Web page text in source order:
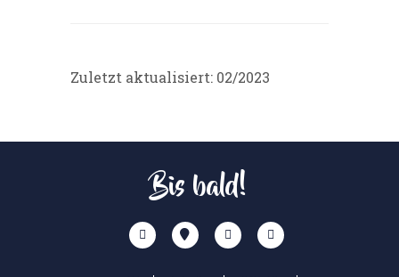
Zuletzt aktualisiert: 02/2023
Bis bald!